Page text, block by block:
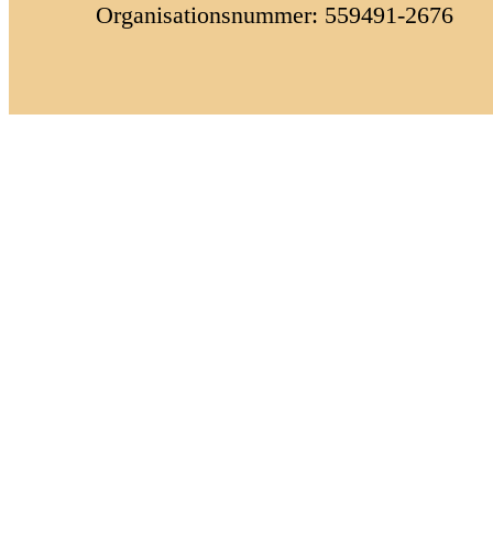
Organisationsnummer: 559491-2676